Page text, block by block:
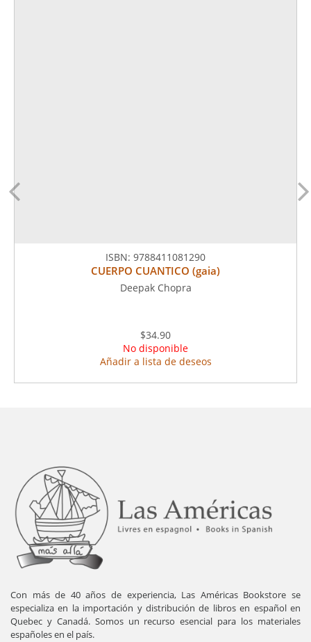
ISBN: 9788411081290
CUERPO CUANTICO (gaia)
Deepak Chopra
$34.90
No disponible
Añadir a lista de deseos
Con más de 40 años de experiencia, Las Américas Bookstore se
especializa en la importación y distribución de libros en español en
Quebec y Canadá. Somos un recurso esencial para los materiales
españoles en el país.